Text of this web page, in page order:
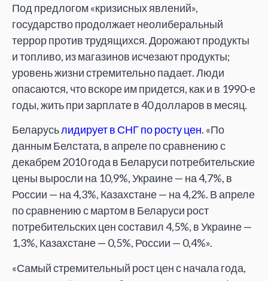
Под предлогом «кризисных явлений»,
государство продолжает неолиберальный
террор против трудящихся. Дорожают продукты
и топливо, из магазинов исчезают продукты;
уровень жизни стремительно падает. Люди
опасаются, что вскоре им придется, как и в 1990-е
годы, жить при зарплате в 40 долларов в месяц.
Беларусьлидирует в СНГ по росту цен. «По
данным Белстата, в апреле по сравнению с
декабрем 2010 года в Беларуси потребительские
цены выросли на 10,9%, Украине — на 4,7%, в
России — на 4,3%, Казахстане — на 4,2%. В апреле
по сравнению с мартом в Беларуси рост
потребительских цен составил 4,5%, в Украине —
1,3%, Казахстане — 0,5%, России — 0,4%».
«Самый стремительный рост цен с начала года,